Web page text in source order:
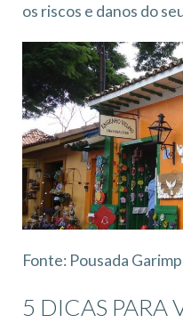
os riscos e danos do
Fonte: Pousada
5 DICAS PARA